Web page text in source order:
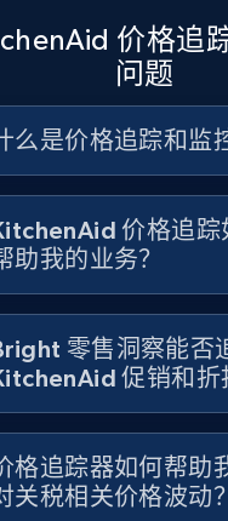
id, Title, Product
count, Images,
199+
Shopping - collects
keywords
id, Title, Product
count, Images,
199+
价格追
问题
么是价格追踪和监
价格追踪
助我的业务？
零售洞察能否
促销和折
格追踪器如何帮助
关税相关价格波动？